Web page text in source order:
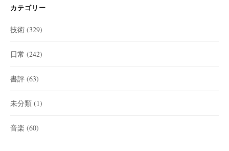
カテゴリー
技術 (329)
日常 (242)
書評 (63)
未分類 (1)
音楽 (60)